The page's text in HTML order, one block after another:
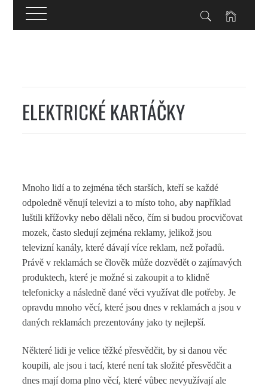
ELEKTRICKÉ KARTÁČKY
Mnoho lidí a to zejména těch starších, kteří se každé
odpoledně věnují televizi a to místo toho, aby například
luštili křížovky nebo dělali něco, čím si budou procvičovat
mozek, často sledují zejména reklamy, jelikož jsou
televizní kanály, které dávají více reklam, než pořadů.
Právě v reklamách se člověk může dozvědět o zajímavých
produktech, které je možné si zakoupit a to klidně
telefonicky a následně dané věci využívat dle potřeby.Je
opravdu mnoho věcí, které jsou dnes v reklamách a jsou v
daných reklamách prezentovány jako ty nejlepší.
Některé lidi je velice těžké přesvědčit, by si danou věc
koupili, ale jsou i tací, které není tak složité přesvědčit a
dnes mají doma plno věcí, které vůbec nevyužívají ale